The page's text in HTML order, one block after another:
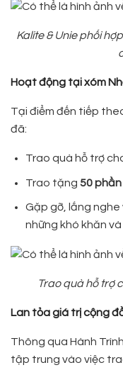
Kalite & Unie phối
Hoạt động tại xóm
Tại điểm đến tiếp
đã:
Trao quà hỗ trợ
Trao tặng 50
Gặp gỡ, lắng nghe
những khó khăn
Trao quà hỗ trợ
Lan tỏa giá trị cộng
Thông qua Hành
tập trung vào việc